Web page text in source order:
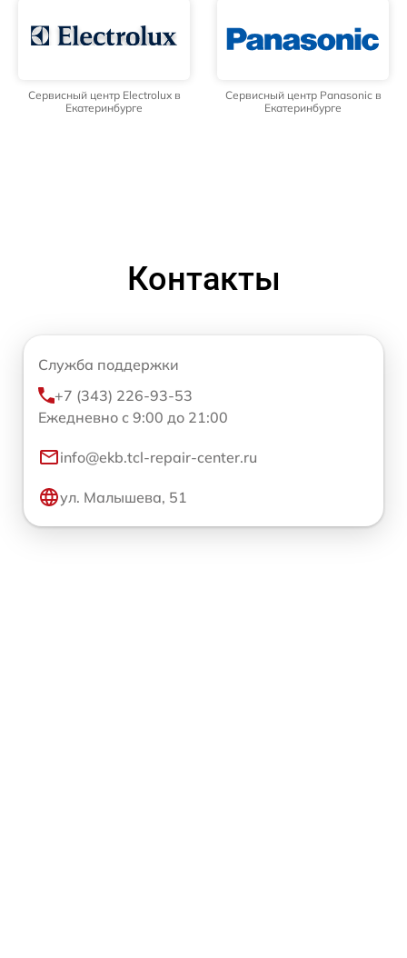
Сервисный центр Electrolux в
Екатеринбурге
Сервисный центр Panasonic в
Екатеринбурге
Контакты
Служба поддержки
+7 (343) 226-93-53
Ежедневно с 9:00 до 21:00
info@ekb.tcl-repair-center.ru
ул. Малышева, 51